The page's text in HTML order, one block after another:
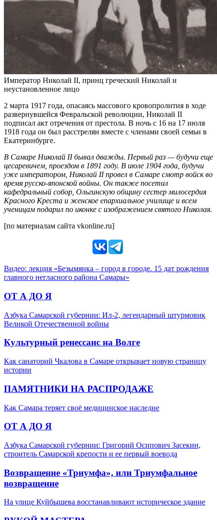
Император Николай II, принц греческий Николай и
неустановленное лицо
2 марта 1917 года, опасаясь массового кровопролития в ходе
развернувшейся Февральской революции, Николай II
подписал акт отречения от престола. В ночь с 16 на 17 июля
1918 года он был расстрелян вместе с членами своей семьи в
Екатеринбурге.
В Самаре Николай II бывал дважды. Первый раз — будучи еще
цесаревичем, проездом в 1891 году. В июле 1904 года, будучи
уже императором, Николай II провел в Самаре смотр войск во
время русско-японской войны. Он также посетил
кафедральный собор, Ольгинскую общину сестер милосердия
Красного Креста и женское епархиальное училище и всем
ученицам подарил по иконке с изображением святого Николая.
[по материалам сайта vkonline.ru]
Видео: лекция «Безымянка – город в городе. 15 дат рождения
главного негласного района Самары»
ОТ А ДО Я
Азбука Самарской губернии: Ил-2, легендарный штурмовик
Великой Отечественной войны
Культурный ренессанс на Волге
Как санаторий Чкалова в Самаре открывает новую страницу
истории
ПАМЯТНИКИ НА РАСПРОДАЖЕ
Как Самара теряет своё медицинское наследие
ОТ А ДО Я
Азбука Самарской губернии: Григорий Осипович Засекин,
строитель Самарской крепости и ее первый воевода
Возвращение «Триумфа», или Триумфальное
возвращение
На улице Куйбышева восстанавливают историческое здание